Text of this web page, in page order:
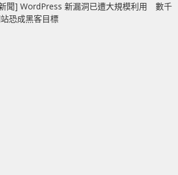
聞] WordPress 新漏洞已遭大規模利用 數千
恐成黑客目標